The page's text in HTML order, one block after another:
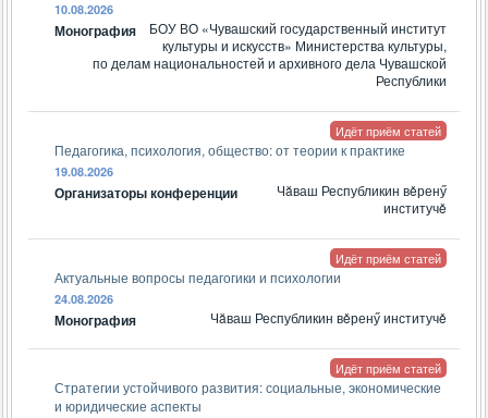
10.08.2026
Монография
БОУ ВО «Чувашский государственный институт
культуры и искусств» Министерства культуры,
по делам национальностей и архивного дела Чувашской
Республики
Идёт приём статей
Педагогика, психология, общество: от теории к практике
19.08.2026
Организаторы конференции
Чăваш Республикин вěренӳ
институчě
Идёт приём статей
Актуальные вопросы педагогики и психологии
24.08.2026
Монография Чăваш Республикин вěренӳ институчě
Идёт приём статей
Стратегии устойчивого развития: социальные, экономические
и юридические аспекты